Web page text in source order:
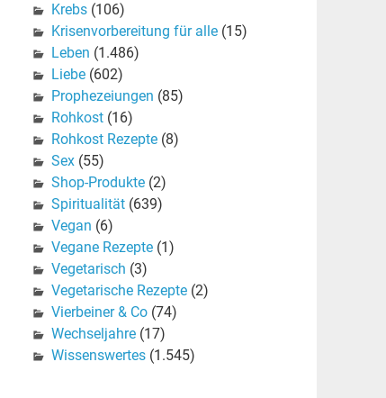
Krebs(106)
Krisenvorbereitung für alle(15)
Leben (1.486)
Liebe(602)
Prophezeiungen (85)
Rohkost(16)
Rohkost Rezepte(8)
Sex(55)
Shop-Produkte(2)
Spiritualität(639)
Vegan (6)
Vegane Rezepte(1)
Vegetarisch (3)
Vegetarische Rezepte(2)
Vierbeiner & Co(74)
Wechseljahre(17)
Wissenswertes(1.545)